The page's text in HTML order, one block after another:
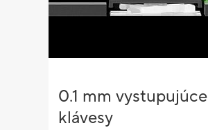
0.1 mm vystupujúce
klávesy